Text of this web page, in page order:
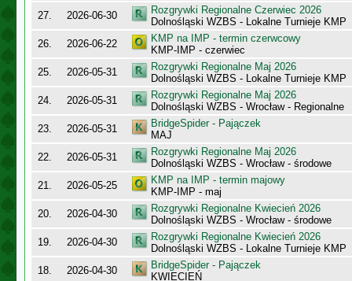
27.
2026-06-30
Rozgrywki Regionalne Czerwiec 2026
Dolnośląski WZBS - Lokalne Turnieje KMP
26.
2026-06-22
KMP na IMP - termin czerwcowy
KMP-IMP - czerwiec
25.
2026-05-31
Rozgrywki Regionalne Maj 2026
Dolnośląski WZBS - Lokalne Turnieje KMP
24.
2026-05-31
Rozgrywki Regionalne Maj 2026
Dolnośląski WZBS - Wrocław - Regionalne
23.
2026-05-31
BridgeSpider - Pajączek
MAJ
22.
2026-05-31
Rozgrywki Regionalne Maj 2026
Dolnośląski WZBS - Wrocław - środowe
21.
2026-05-25
KMP na IMP - termin majowy
KMP-IMP - maj
20.
2026-04-30
Rozgrywki Regionalne Kwiecień 2026
Dolnośląski WZBS - Wrocław - środowe
19.
2026-04-30
Rozgrywki Regionalne Kwiecień 2026
Dolnośląski WZBS - Lokalne Turnieje KMP
18.
2026-04-30
BridgeSpider - Pajączek
KWIECIEŃ